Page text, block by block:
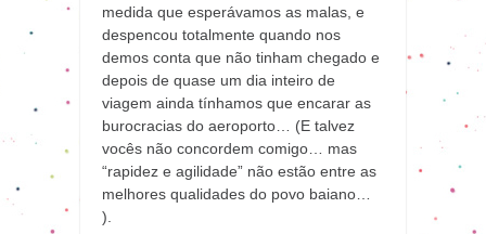
medida que esperávamos as malas, e
despencou totalmente quando nos
demos conta que não tinham chegado e
depois de quase um dia inteiro de
viagem ainda tínhamos que encarar as
burocracias do aeroporto… (E talvez
vocês não concordem comigo… mas
“rapidez e agilidade” não estão entre as
melhores qualidades do povo baiano…
).